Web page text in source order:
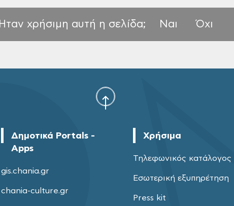
Ηταν χρήσιμη αυτή η σελίδα; Ναι Όχι
Δημοτικά Portals -
Apps
gis.chania.gr
chania-culture.gr
Χρήσιμα
Τηλεφωνικός κατάλογος
Εσωτερική εξυπηρέτηση
Press kit